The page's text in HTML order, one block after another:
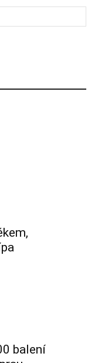
balení